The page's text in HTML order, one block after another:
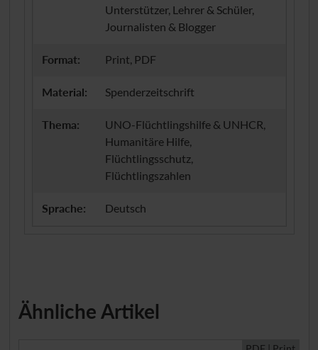
Unterstützer, Lehrer & Schüler,
Journalisten & Blogger
Format: Print, PDF
Material: Spenderzeitschrift
Thema:
UNO-Flüchtlingshilfe & UNHCR,
Humanitäre Hilfe,
Flüchtlingsschutz,
Flüchtlingszahlen
Sprache: Deutsch
Ähnliche Artikel